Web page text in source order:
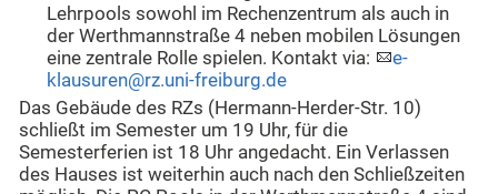
Lehrpools sowohl im Rechenzentrum als auch in
der Werthmannstraße 4 neben mobilen Lösungen
eine zentrale Rolle spielen. Kontakt via:
e-
klausuren@rz.uni-freiburg.de
Das Gebäude des RZs (Hermann-Herder-Str. 10)
schließt im Semester um 19 Uhr, für die
Semesterferien ist 18 Uhr angedacht. Ein Verlassen
des Hauses ist weiterhin auch nach den Schließzeiten